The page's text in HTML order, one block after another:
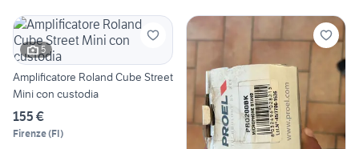
5
Amplificatore Roland Cube Street
Mini con custodia
155 €
Firenze(FI)